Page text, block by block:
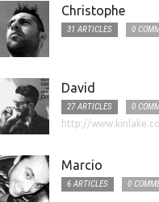
Christophe
31 ARTICLES 0
David
27 ARTICLES
0
http://
Marcio
6 ARTICLES 0